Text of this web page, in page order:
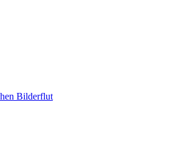
Bilderflut